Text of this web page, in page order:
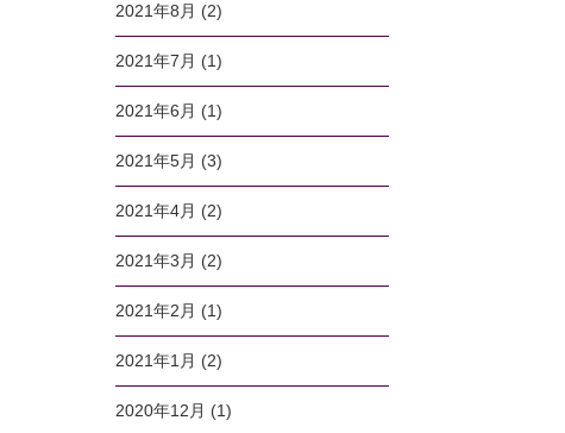
2021年8月 (2)
2021年7月 (1)
2021年6月 (1)
2021年5月 (3)
2021年4月 (2)
2021年3月 (2)
2021年2月 (1)
2021年1月 (2)
2020年12月 (1)